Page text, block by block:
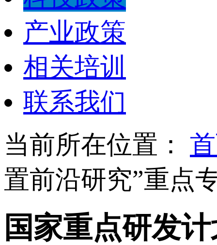
产业政策
相关培训
联系我们
当前所在位置：
置前沿研究”重点
国家重点研发